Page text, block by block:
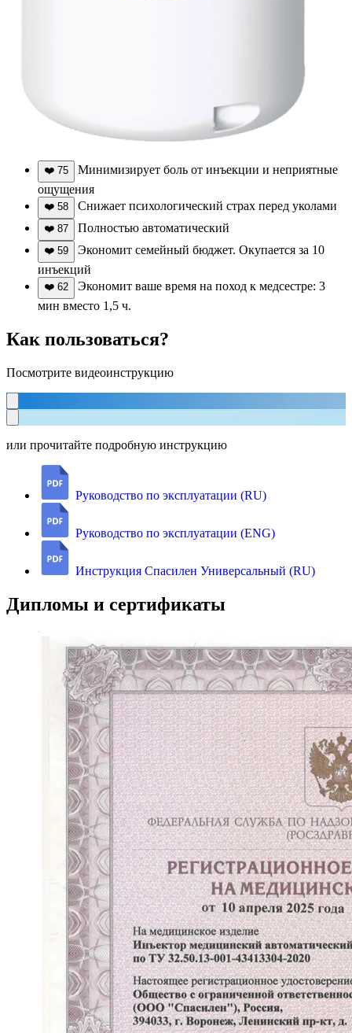
❤️ 75
Минимизирует боль от инъекции и неприятные
ощущения
❤️ 58 Снижает психологический страх перед уколами
❤️ 87 Полностью автоматический
❤️ 59
Экономит семейный бюджет. Окупается за 10
инъекций
❤️ 62
Экономит ваше время на поход к медсестре: 3
мин вместо 1,5 ч.
Как пользоваться?
Посмотрите видеоинструкцию
или прочитайте подробную инструкцию
Руководство по эксплуатации (RU)
Руководство по эксплуатации (ENG)
Инструкция Спасилен Универсальный (RU)
Дипломы и сертификаты